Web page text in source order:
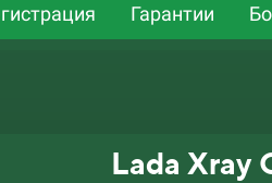
Гарантии
Lada Xray